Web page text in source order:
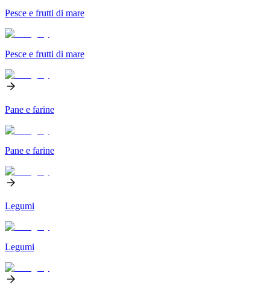
Pesce e frutti di mare
Pesce e frutti di mare
Pane e farine
Pane e farine
Legumi
Legumi